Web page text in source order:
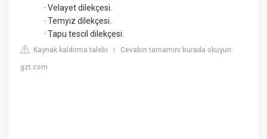
· Velayet dilekçesi.
· Temyiz dilekçesi.
· Tapu tescil dilekçesi.
Kaynak kaldırma talebi |Cevabın tamamını burada okuyun:
gzt.com